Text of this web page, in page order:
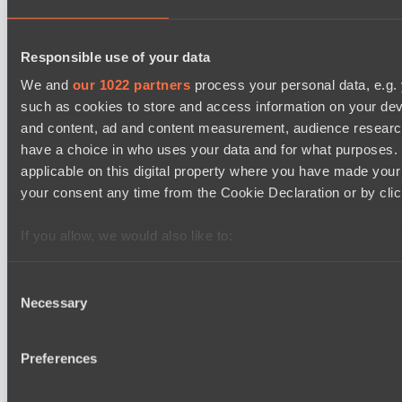
Responsible use of your data
We and our 1022 partners process your personal data,
such as cookies to store and access information on your
and content, ad and content measurement, audience
have a choice in who uses your data and for what
applicable on this digital property where you have made
your consent any time from the Cookie Declaration or by
If you allow, we would also like to:
Identify your device by actively scanning it for
section
Selection
Necessary
Preferences
EPL Masters I
BO3
No Hoodwink
EPL Masters I
12:00
BO3